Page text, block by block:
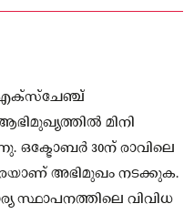
സെൻ്ററിൽ
എക്‌സ്‌ചേഞ്ച്
മിനി
ഒക്ടോബർ 30ന് രാവിലെ
അഭിമുഖം നടക്കുക.
സ്ഥാപനത്തിലെ വിവിധ